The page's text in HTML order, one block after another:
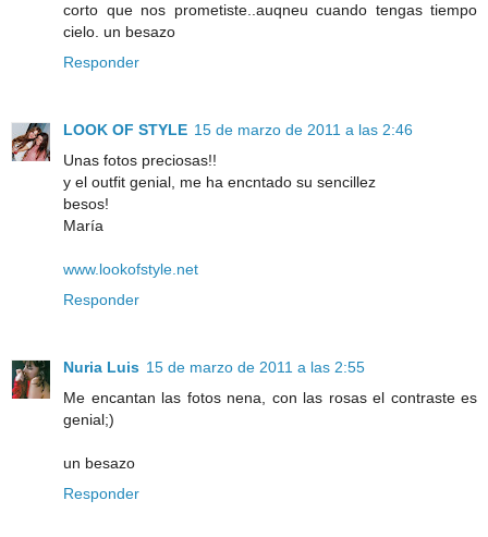
corto que nos prometiste..auqneu cuando tengas tiempo
cielo. un besazo
Responder
LOOK OF STYLE 15 de marzo de 2011 a las 2:46
Unas fotos preciosas!!
y el outfit genial, me ha encntado su sencillez
besos!
María
www.lookofstyle.net
Responder
Nuria Luis 15 de marzo de 2011 a las 2:55
Me encantan las fotos nena, con las rosas el contraste es
genial;)
un besazo
Responder